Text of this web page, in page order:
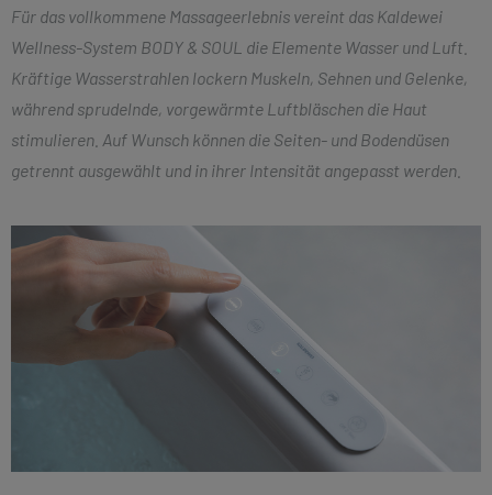
Für das vollkommene Massageerlebnis vereint das Kaldewei
Wellness-System BODY & SOUL die Elemente Wasser und Luft.
Kräftige Wasserstrahlen lockern Muskeln, Sehnen und Gelenke,
während sprudelnde, vorgewärmte Luftbläschen die Haut
stimulieren. Auf Wunsch können die Seiten- und Bodendüsen
getrennt ausgewählt und in ihrer Intensität angepasst werden.